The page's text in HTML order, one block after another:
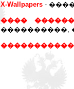
X-Wallpapers -
����
����������,